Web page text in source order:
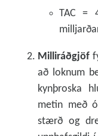
TAC =
Milliráðgjöf
að loknum
kynþroska
metin með
stærð og